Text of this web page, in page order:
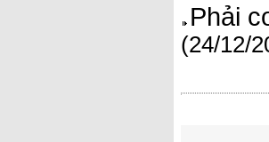
Phải
(24/12/